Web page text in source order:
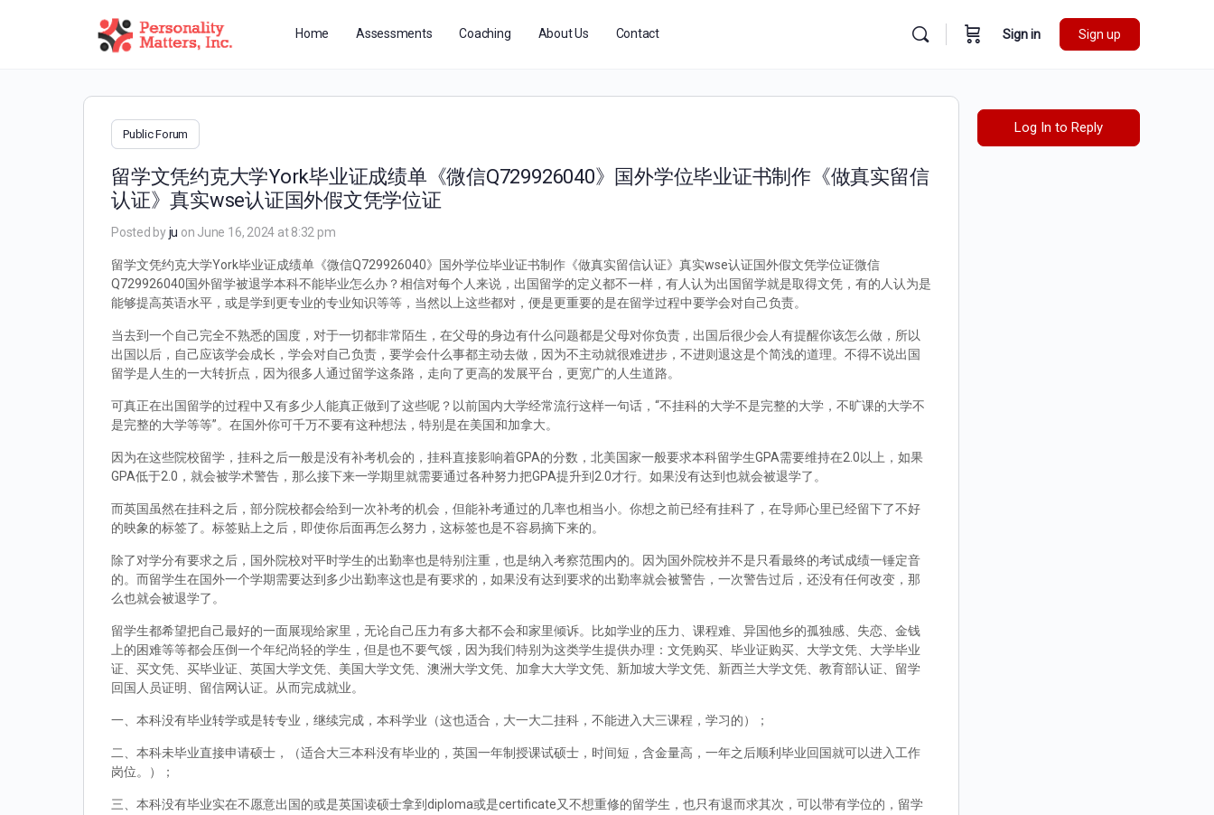
Home Assessments Coaching About Us Contact Sign in Sign up
Public Forum
留学文凭约克大学York毕业证成绩单《微信Q729926040》国外学位毕业证书制作《做真实留信
认证》真实wse认证国外假文凭学位证
Posted byju on June 16, 2024 at 8:32 pm
留学文凭约克大学York毕业证成绩单《微信Q729926040》国外学位毕业证书制作《做真实留信认证》真实wse认证国外假文凭学位证微信
Q729926040国外留学被退学本科不能毕业怎么办？相信对每个人来说，出国留学的定义都不一样，有人认为出国留学就是取得文凭，有的人认为是
能够提高英语水平，或是学到更专业的专业知识等等，当然以上这些都对，便是更重要的是在留学过程中要学会对自己负责。
当去到一个自己完全不熟悉的国度，对于一切都非常陌生，在父母的身边有什么问题都是父母对你负责，出国后很少会人有提醒你该怎么做，所以
出国以后，自己应该学会成长，学会对自己负责，要学会什么事都主动去做，因为不主动就很难进步，不进则退这是个简浅的道理。不得不说出国
留学是人生的一大转折点，因为很多人通过留学这条路，走向了更高的发展平台，更宽广的人生道路。
可真正在出国留学的过程中又有多少人能真正做到了这些呢？以前国内大学经常流行这样一句话，“不挂科的大学不是完整的大学，不旷课的大学不
是完整的大学等等”。在国外你可千万不要有这种想法，特别是在美国和加拿大。
因为在这些院校留学，挂科之后一般是没有补考机会的，挂科直接影响着GPA的分数，北美国家一般要求本科留学生GPA需要维持在2.0以上，如果
GPA低于2.0，就会被学术警告，那么接下来一学期里就需要通过各种努力把GPA提升到2.0才行。如果没有达到也就会被退学了。
而英国虽然在挂科之后，部分院校都会给到一次补考的机会，但能补考通过的几率也相当小。你想之前已经有挂科了，在导师心里已经留下了不好
的映象的标签了。标签贴上之后，即使你后面再怎么努力，这标签也是不容易摘下来的。
除了对学分有要求之后，国外院校对平时学生的出勤率也是特别注重，也是纳入考察范围内的。因为国外院校并不是只看最终的考试成绩一锤定音
的。而留学生在国外一个学期需要达到多少出勤率这也是有要求的，如果没有达到要求的出勤率就会被警告，一次警告过后，还没有任何改变，那
么也就会被退学了。
留学生都希望把自己最好的一面展现给家里，无论自己压力有多大都不会和家里倾诉。比如学业的压力、课程难、异国他乡的孤独感、失恋、金钱
上的困难等等都会压倒一个年纪尚轻的学生，但是也不要气馁，因为我们特别为这类学生提供办理：文凭购买、毕业证购买、大学文凭、大学毕业
证、买文凭、买毕业证、英国大学文凭、美国大学文凭、澳洲大学文凭、加拿大大学文凭、新加坡大学文凭、新西兰大学文凭、教育部认证、留学
回国人员证明、留信网认证。从而完成就业。
一、本科没有毕业转学或是转专业，继续完成，本科学业（这也适合，大一大二挂科，不能进入大三课程，学习的）；
二、本科未毕业直接申请硕士，（适合大三本科没有毕业的，英国一年制授课试硕士，时间短，含金量高，一年之后顺利毕业回国就可以进入工作
岗位。）；
三、本科没有毕业实在不愿意出国的或是英国读硕士拿到diploma或是certificate又不想重修的留学生，也只有退而求其次，可以带有学位的，留学
Log In to Reply